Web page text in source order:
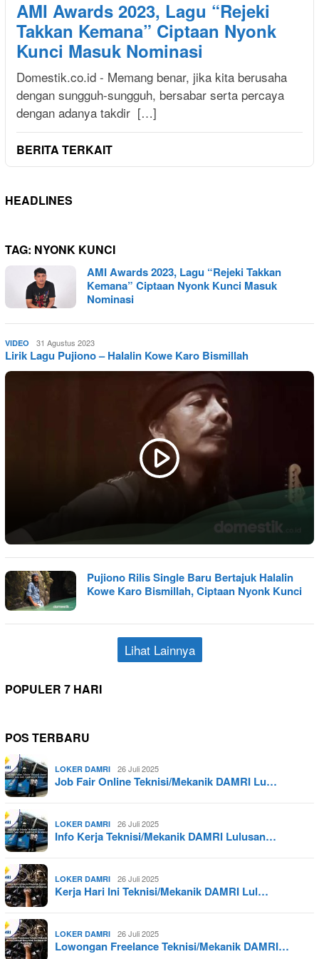
AMI Awards 2023, Lagu “Rejeki
Takkan Kemana” Ciptaan Nyonk
Kunci Masuk Nominasi
Domestik.co.id - Memang benar, jika kita berusaha
dengan sungguh-sungguh, bersabar serta percaya
dengan adanya takdir […]
BERITA TERKAIT
HEADLINES
TAG: NYONK KUNCI
AMI Awards 2023, Lagu “Rejeki Takkan
Kemana” Ciptaan Nyonk Kunci Masuk
Nominasi
VIDEO Admin
Domestik
31 Agustus 2023
Lirik Lagu Pujiono – Halalin Kowe Karo Bismillah
Pujiono Rilis Single Baru Bertajuk Halalin
Kowe Karo Bismillah, Ciptaan Nyonk Kunci
Lihat Lainnya
POPULER 7 HARI
POS TERBARU
LOKER DAMRI 26 Juli 2025
Job Fair Online Teknisi/Mekanik DAMRI Lu…
LOKER DAMRI 26 Juli 2025
Info Kerja Teknisi/Mekanik DAMRI Lulusan…
LOKER DAMRI 26 Juli 2025
Kerja Hari Ini Teknisi/Mekanik DAMRI Lul…
LOKER DAMRI 26 Juli 2025
Lowongan Freelance Teknisi/Mekanik DAMRI…